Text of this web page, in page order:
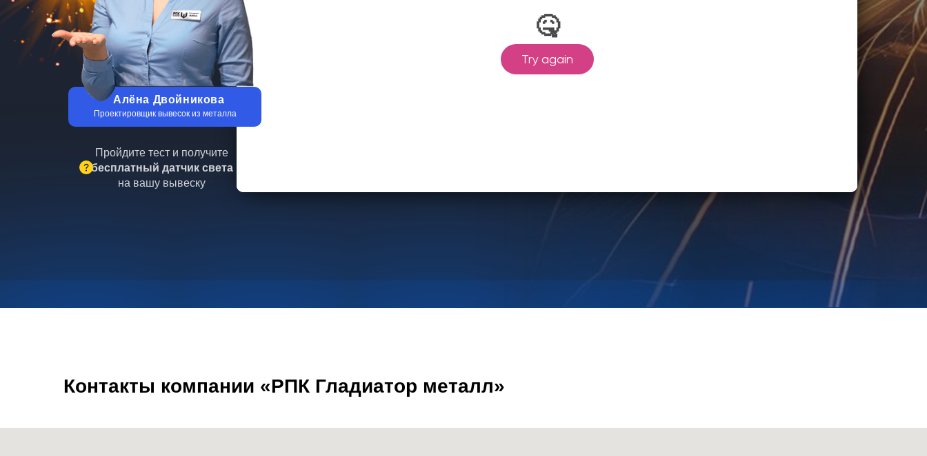
Проектировщик вывесок из металла
Алёна Двойникова
Пройдите тест и получите
бесплатный датчик света
на вашу вывеску
Контакты компании «РПК Гладиатор металл»